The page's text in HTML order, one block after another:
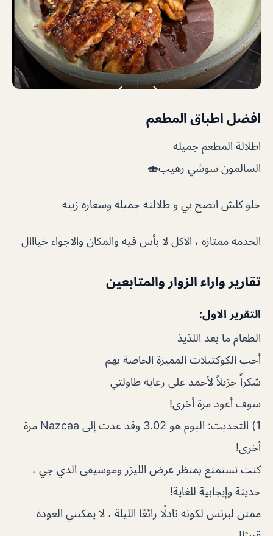
افضل اطباق المطعم
اطلالة المطعم جميله
السالمون سوشي رهيب🍣
حلو كلش انصح بي و طلالته جميله وسعاره زينه
الخدمه ممتازه ، الاكل لا بأس فيه والمكان والاجواء خيااال
تقارير واراء الزوار والمتابعين
التقرير الاول:
الطعام ما بعد اللذيذ
أحب الكوكتيلات المميزة الخاصة بهم
شكراً جزيلاً لأحمد على رعاية طاولتي
سوف أعود مرة أخرى!
1) التحديث: اليوم هو 3.02 وقد عدت إلى Nazcaa مرة
أخرى!
كنت تستمتع بمنظر عرض الليزر وموسيقى الدي جي ،
حديثة وإيجابية للغاية!
ممتن لبرنس لكونه نادلًا رائعًا الليلة ، لا يمكنني العودة